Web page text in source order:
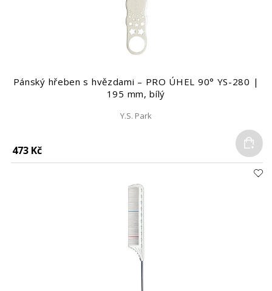
Pánský hřeben s hvězdami – PRO ÚHEL 90° YS-280 |
195 mm, bílý
Y.S. Park
473 Kč